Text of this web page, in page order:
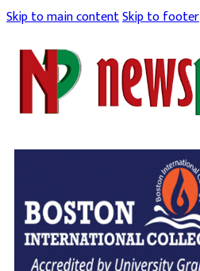
Skip to main contentSkip to footer